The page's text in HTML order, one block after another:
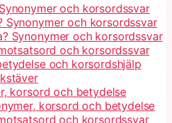
och korsordssvar
Synonymer och korsordssvar
Synonymer och korsordssvar
och korsordssvar
och korsordshjälp
korsord och betydelse
korsord och betydelse
och korsordssvar